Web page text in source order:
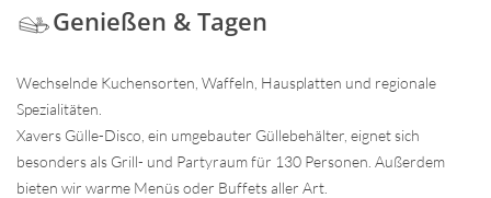
Genießen & Tagen
Wechselnde Kuchensorten, Waffeln, Hausplatten und regionale
Spezialitäten.
Xavers Gülle-Disco, ein umgebauter Güllebehälter, eignet sich
besonders als Grill- und Partyraum für 130 Personen. Außerdem
bieten wir warme Menüs oder Buffets aller Art.